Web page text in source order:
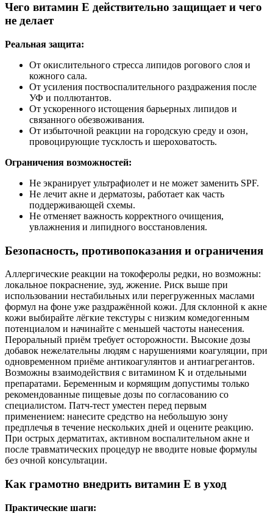
Чего витамин E действительно защищает и чего
не делает
Реальная защита:
От окислительного стресса липидов рогового слоя и
кожного сала.
От усиления поствоспалительного раздражения после
УФ и поллютантов.
От ускоренного истощения барьерных липидов и
связанного обезвоживания.
От избыточной реакции на городскую среду и озон,
провоцирующие тусклость и шероховатость.
Ограничения возможностей:
Не экранирует ультрафиолет и не может заменить SPF.
Не лечит акне и дерматозы, работает как часть
поддерживающей схемы.
Не отменяет важность корректного очищения,
увлажнения и липидного восстановления.
Безопасность, противопоказания и ограничения
Аллергические реакции на токоферолы редки, но возможны:
локальное покраснение, зуд, жжение. Риск выше при
использовании нестабильных или перегруженных маслами
формул на фоне уже раздражённой кожи. Для склонной к акне
кожи выбирайте лёгкие текстуры с низким комедогенным
потенциалом и начинайте с меньшей частоты нанесения.
Пероральный приём требует осторожности. Высокие дозы
добавок нежелательны людям с нарушениями коагуляции, при
одновременном приёме антикоагулянтов и антиагрегантов.
Возможны взаимодействия с витамином K и отдельными
препаратами. Беременным и кормящим допустимы только
рекомендованные пищевые дозы по согласованию со
специалистом. Патч‑тест уместен перед первым
применением: нанесите средство на небольшую зону
предплечья в течение нескольких дней и оцените реакцию.
При острых дерматитах, активном воспалительном акне и
после травматических процедур не вводите новые формулы
без очной консультации.
Как грамотно внедрить витамин E в уход
Практические шаги: